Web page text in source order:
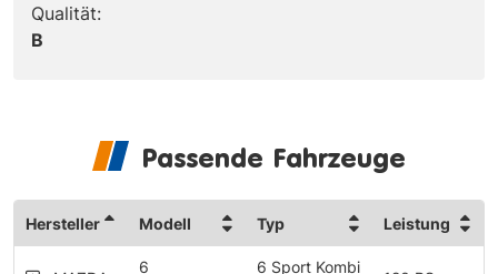
Qualität:
B
Passende Fahrzeuge
Hersteller Modell Typ Leistung
6
6 Sport Kombi